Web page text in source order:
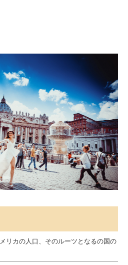
リカの人口、そのルーツとなるの国の